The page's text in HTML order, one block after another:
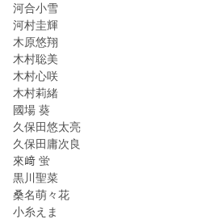
河合小雪
河村圭輝
木原悠翔
木村聡美
木村心咲
木村莉緒
國場 葵
久保田悠太亮
久保田庸次良
來﨑 蛍
黒川聖菜
桑名萌々花
小糸えま